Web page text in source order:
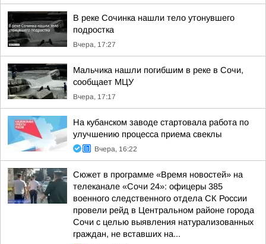
В реке Сочинка нашли тело утонувшего
подростка
Вчера, 17:27
Мальчика нашли погибшим в реке в Сочи,
сообщает МЦУ
Вчера, 17:17
На кубанском заводе стартовала работа по
улучшению процесса приема свеклы
Вчера, 16:22
Сюжет в программе «Время новостей» на
телеканале «Сочи 24»: офицеры 385
военного следственного отдела СК России
провели рейд в Центральном районе города
Сочи с целью выявления натурализованных
граждан, не вставших на...